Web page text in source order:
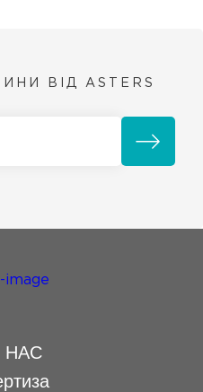
ВІД ASTERS
НАС